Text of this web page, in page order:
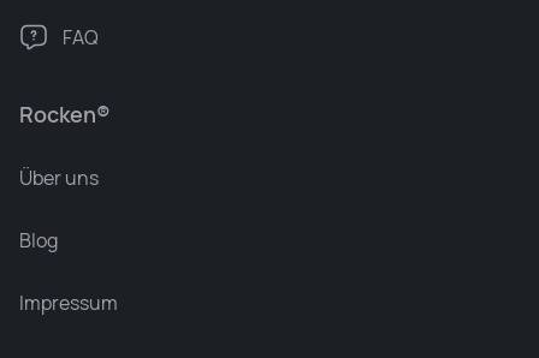
Rocken®
Über uns
Blog
Impressum
FAQ